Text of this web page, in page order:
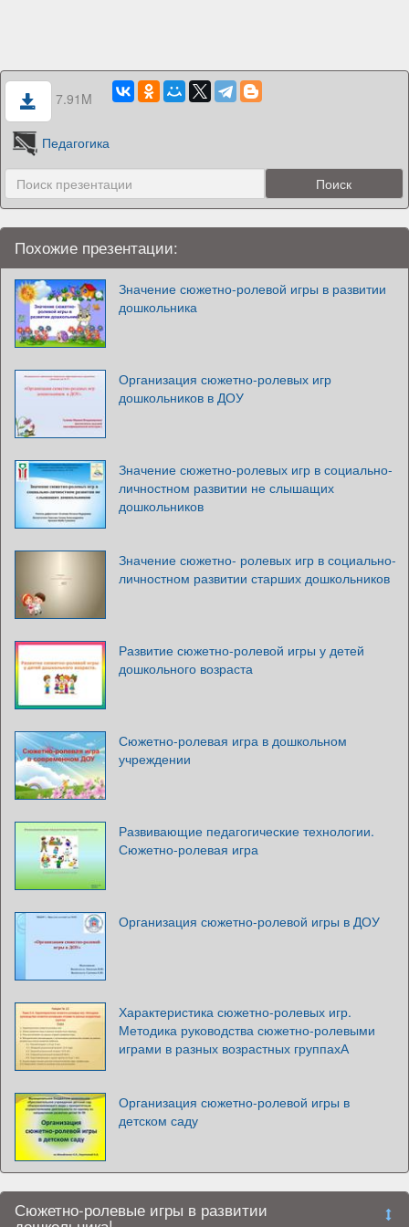
7.91M
Педагогика
Похожие презентации:
Значение сюжетно-ролевой игры в развитии
дошкольника
Организация сюжетно-ролевых игр
дошкольников в ДОУ
Значение сюжетно-ролевых игр в социально-
личностном развитии не слышащих
дошкольников
Значение сюжетно- ролевых игр в социально-
личностном развитии старших дошкольников
Развитие сюжетно-ролевой игры у детей
дошкольного возраста
Сюжетно-ролевая игра в дошкольном
учреждении
Развивающие педагогические технологии.
Сюжетно-ролевая игра
Организация сюжетно-ролевой игры в ДОУ
Характеристика сюжетно-ролевых игр.
Методика руководства сюжетно-ролевыми
играми в разных возрастных группахА
Организация сюжетно-ролевой игры в
детском саду
Сюжетно-ролевые игры в развитии